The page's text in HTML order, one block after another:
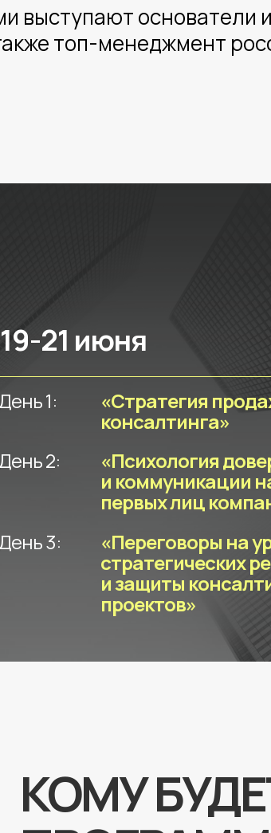
выступают основатели
топ-менеджмент
19-21 июня
1: «Стратегия
консалтинга»
«Психология
и коммуникации
первых лиц
2:
«Переговоры на
стратегических
и защиты
проектов»
3:
КОМУ